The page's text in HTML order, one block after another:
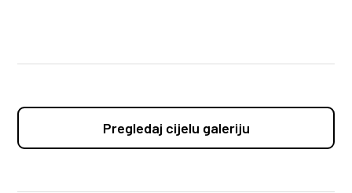
Pregledaj cijelu galeriju